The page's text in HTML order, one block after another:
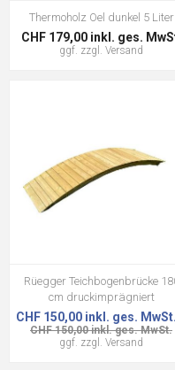
Thermoholz Oel dunkel 5 Liter
CHF 179,00 inkl. ges.
ggf. zzgl. Versand
Rüegger Teichbogenbrücke
cm druckimprägniert
CHF 150,00 inkl. ges. MwSt.
CHF 150,00 inkl. ges. MwSt.
ggf. zzgl. Versand